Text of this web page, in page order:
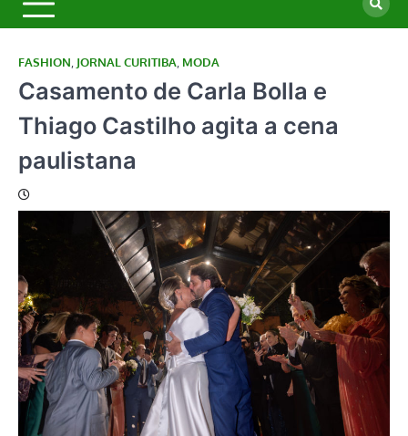
FASHION JORNAL CURITIBA MODA
Casamento de Carla Bolla e
Thiago Castilho agita a cena
paulistana